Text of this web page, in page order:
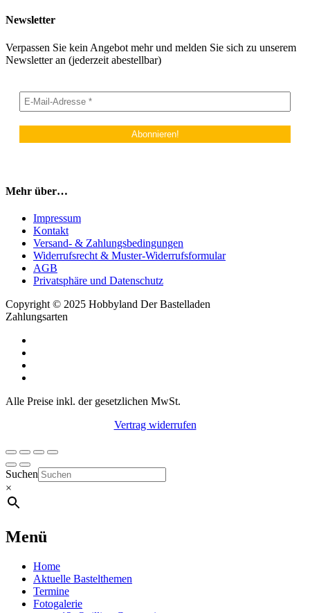
Newsletter
Verpassen Sie kein Angebot mehr und melden Sie sich zu unserem
Newsletter an (jederzeit abestellbar)
Mehr über…
Impressum
Kontakt
Versand- & Zahlungsbedingungen
Widerrufsrecht & Muster-Widerrufsformular
AGB
Privatsphäre und Datenschutz
Copyright © 2025 Hobbyland Der Bastelladen
Zahlungsarten
Alle Preise inkl. der gesetzlichen MwSt.
Vertrag widerrufen
Suchen
×
Menü
Home
Aktuelle Bastelthemen
Termine
Fotogalerie